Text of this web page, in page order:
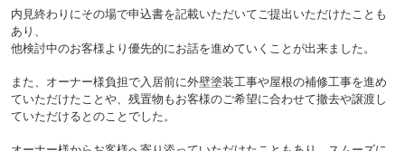
内見終わりにその場で申込書を記載いただいてご提出いただけたことも
あり、
他検討中のお客様より優先的にお話を進めていくことが出来ました。
また、オーナー様負担で入居前に外壁塗装工事や屋根の補修工事を進め
ていただけたことや、残置物も お客様のご希望に合わせて撤去や譲渡し
ていただけるとのことでした。